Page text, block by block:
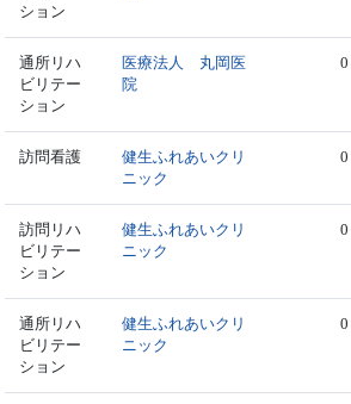
ション
通所リハ
ビリテー
ション
医療法人 丸岡医
院
0
訪問看護
健生ふれあいクリ
ニック
0
訪問リハ
ビリテー
ション
健生ふれあいクリ
ニック
0
通所リハ
ビリテー
ション
健生ふれあいクリ
ニック
0